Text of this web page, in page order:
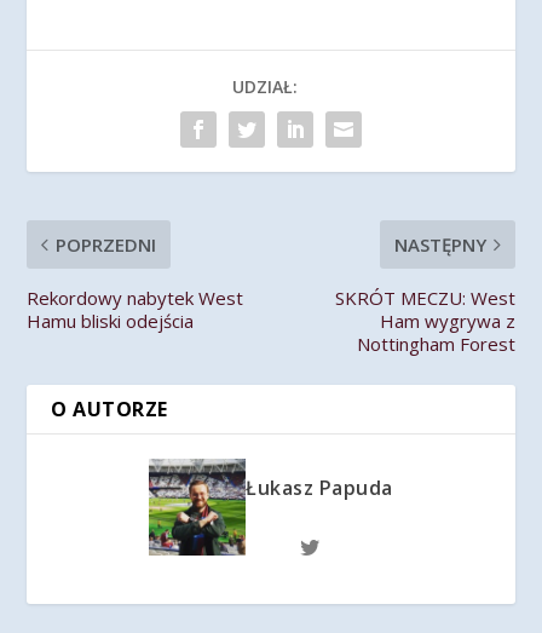
UDZIAŁ:
POPRZEDNI
Rekordowy nabytek West
Hamu bliski odejścia
NASTĘPNY
SKRÓT MECZU: West
Ham wygrywa z
Nottingham Forest
O AUTORZE
Łukasz Papuda